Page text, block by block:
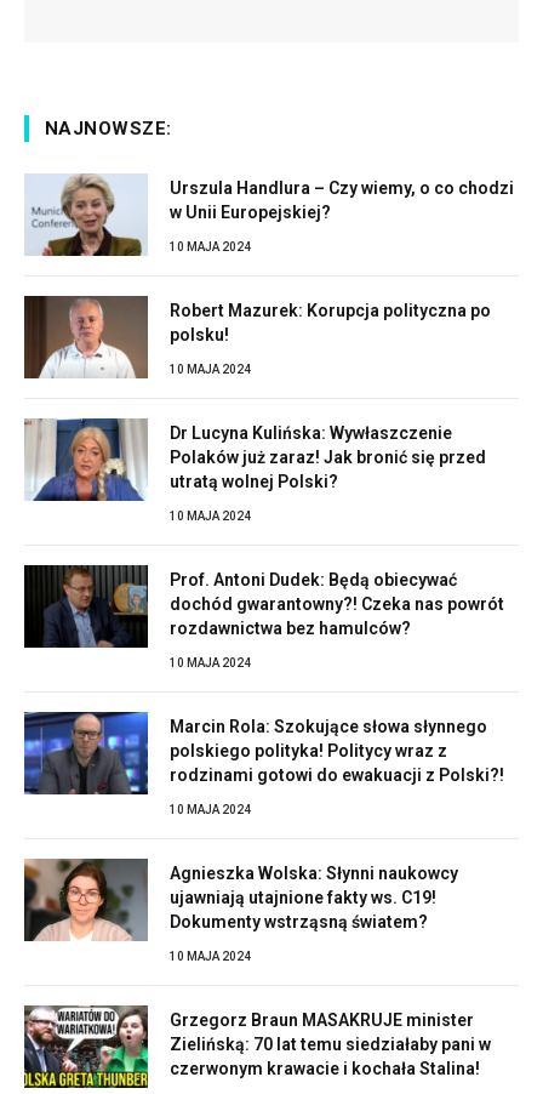
NAJNOWSZE:
Urszula Handlura – Czy wiemy, o co chodzi
w Unii Europejskiej?
10 MAJA 2024
Robert Mazurek: Korupcja polityczna po
polsku!
10 MAJA 2024
Dr Lucyna Kulińska: Wywłaszczenie
Polaków już zaraz! Jak bronić się przed
utratą wolnej Polski?
10 MAJA 2024
Prof. Antoni Dudek: Będą obiecywać
dochód gwarantowny?! Czeka nas powrót
rozdawnictwa bez hamulców?
10 MAJA 2024
Marcin Rola: Szokujące słowa słynnego
polskiego polityka! Politycy wraz z
rodzinami gotowi do ewakuacji z Polski?!
10 MAJA 2024
Agnieszka Wolska: Słynni naukowcy
ujawniają utajnione fakty ws. C19!
Dokumenty wstrząsną światem?
10 MAJA 2024
Grzegorz Braun MASAKRUJE minister
Zielińską: 70 lat temu siedziałaby pani w
czerwonym krawacie i kochała Stalina!